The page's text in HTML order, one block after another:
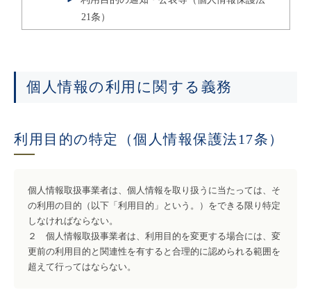
21条）
個人情報の利用に関する義務
利用目的の特定（個人情報保護法17条）
個人情報取扱事業者は、個人情報を取り扱うに当たっては、そ
の利用の目的（以下「利用目的」という。）をできる限り特定
しなければならない。
２ 個人情報取扱事業者は、利用目的を変更する場合には、変
更前の利用目的と関連性を有すると合理的に認められる範囲を
超えて行ってはならない。